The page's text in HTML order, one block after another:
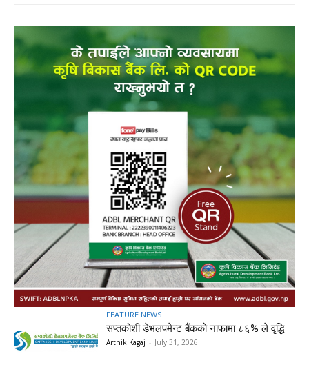
FEATURE NEWS
सप्तकोशी डेभलपमेन्ट बैंकको नाफामा ८६% ले वृद्धि
Arthik Kagaj - July 31, 2026